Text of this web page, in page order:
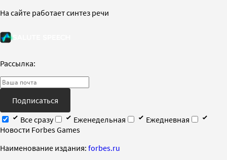
На сайте работает синтез речи
Рассылка:
Подписаться
Все сразу
Еженедельная
Ежедневная
Новости Forbes Games
Наименование издания: forbes.ru